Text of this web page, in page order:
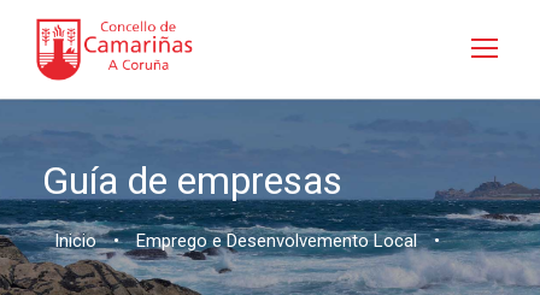
Guía de empresas
Inicio • Emprego e Desenvolvemento Local •